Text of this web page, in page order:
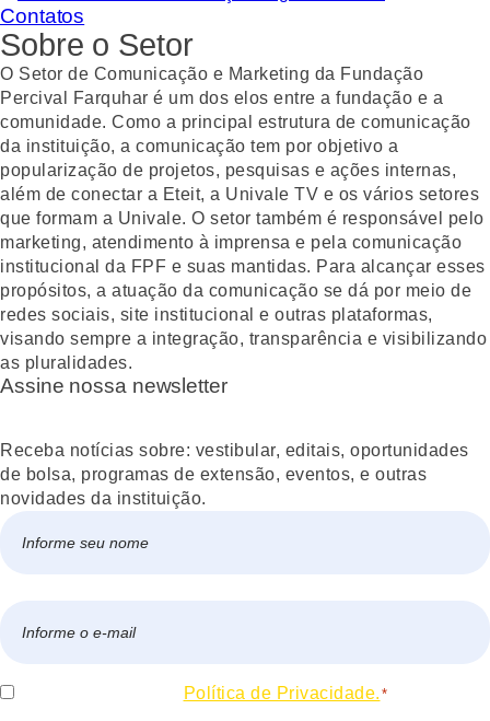
Contatos
Sobre o Setor
O Setor de Comunicação e Marketing da Fundação
Percival Farquhar é um dos elos entre a fundação e a
comunidade. Como a principal estrutura de comunicação
da instituição, a comunicação tem por objetivo a
popularização de projetos, pesquisas e ações internas,
além de conectar a Eteit, a Univale TV e os vários setores
que formam a Univale. O setor também é responsável pelo
marketing, atendimento à imprensa e pela comunicação
institucional da FPF e suas mantidas. Para alcançar esses
propósitos, a atuação da comunicação se dá por meio de
redes sociais, site institucional e outras plataformas,
visando sempre a integração, transparência e visibilizando
as pluralidades.
Assine nossa newsletter
Receba notícias sobre: vestibular, editais, oportunidades
de bolsa, programas de extensão, eventos, e outras
novidades da instituição.
mail
Consentir Política de Privacidade. *